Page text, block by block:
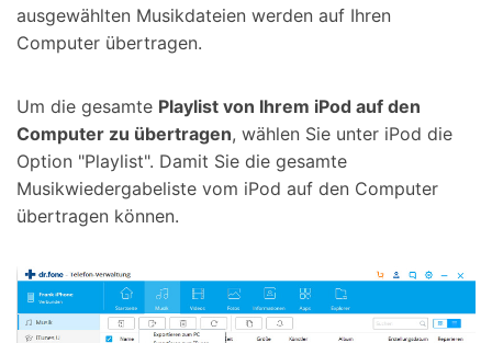
ausgewählten Musikdateien werden auf Ihren
Computer übertragen.
Um die gesamte Playlist von Ihrem iPod auf den
Computer zu übertragen, wählen Sie unter iPod die
Option "Playlist". Damit Sie die gesamte
Musikwiedergabeliste vom iPod auf den Computer
übertragen können.